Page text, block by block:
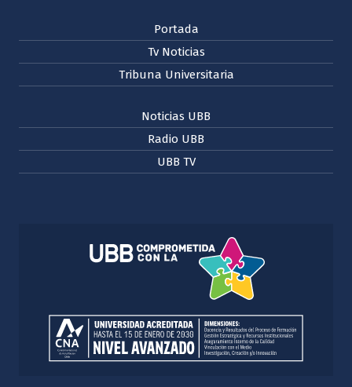
Portada
Tv Noticias
Tribuna Universitaria
Noticias UBB
Radio UBB
UBB TV